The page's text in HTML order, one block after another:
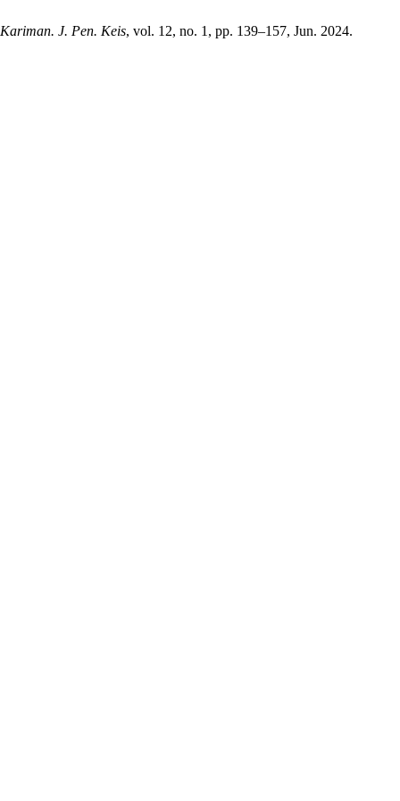
Kariman. J. Pen. Keis, vol. 12, no. 1, pp. 139–157, Jun. 2024.